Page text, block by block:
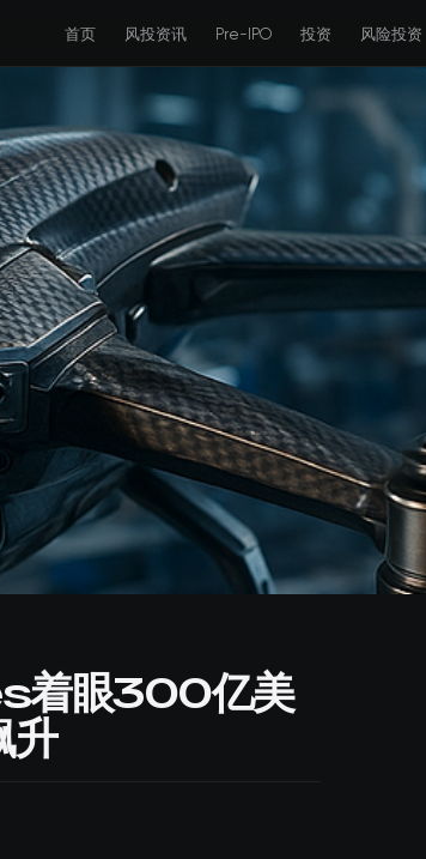
首页 风投资讯 Pre-IPO 投资 风险投资
眼300亿美
升